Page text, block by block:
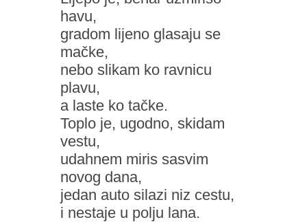
havu,
gradom lijeno glasaju se
mačke,
nebo slikam ko ravnicu
plavu,
a laste ko tačke.
Toplo je, ugodno, skidam
vestu,
udahnem miris sasvim
novog dana,
jedan auto silazi niz cestu,
i nestaje u polju lana.